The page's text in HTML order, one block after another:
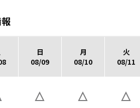
日
08/09
月
08/10
火
08/11